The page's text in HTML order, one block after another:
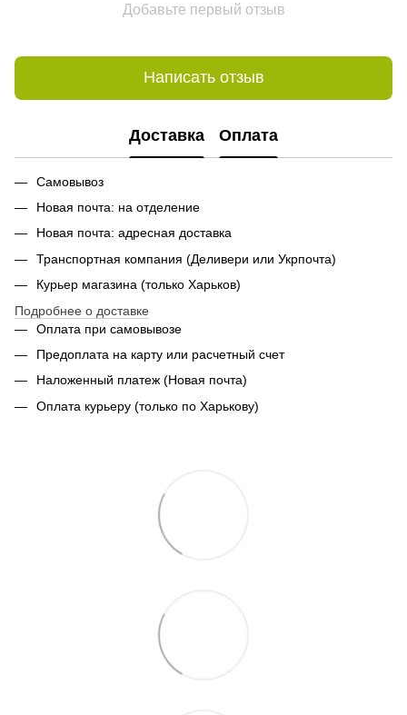
Добавьте первый отзыв
Написать отзыв
Доставка Оплата
Самовывоз
Новая почта: на отделение
Новая почта: адресная доставка
Транспортная компания (Деливери или Укрпочта)
Курьер магазина (только Харьков)
Подробнее о доставке
Оплата при самовывозе
Предоплата на карту или расчетный счет
Наложенный платеж (Новая почта)
Оплата курьеру (только по Харькову)